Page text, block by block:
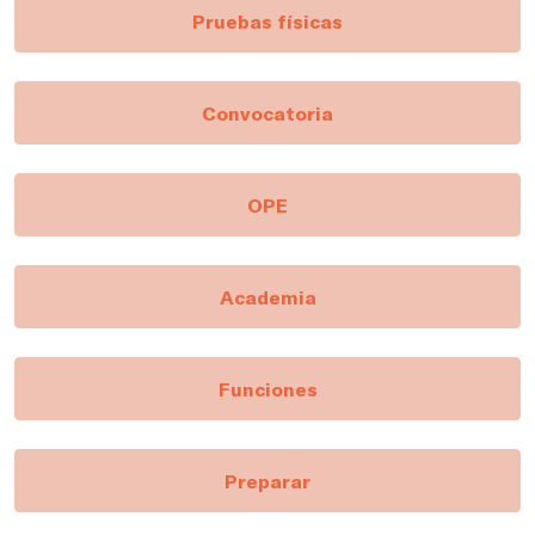
Pruebas físicas
Convocatoria
OPE
Academia
Funciones
Preparar